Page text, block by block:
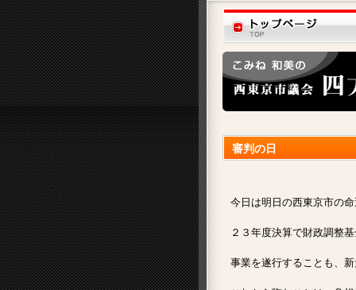
審判の日
今日は明日の西東京市の
２３年度決算で財政調整
事業を遂行することも、